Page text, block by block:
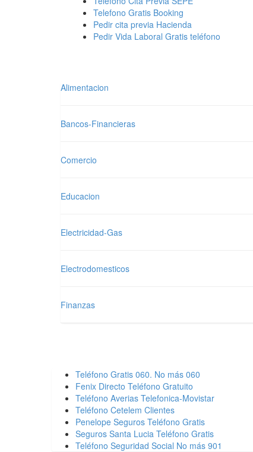
Telefono Gratis Booking
Pedir cita previa Hacienda
Pedir Vida Laboral Gratis teléfono
Alimentacion
Bancos-Financieras
Comercio
Educacion
Electricidad-Gas
Electrodomesticos
Finanzas
Teléfono Gratis 060. No más 060
Fenix Directo Teléfono Gratuito
Teléfono Averias Telefonica-Movistar
Teléfono Cetelem Clientes
Penelope Seguros Teléfono Gratis
Seguros Santa Lucia Teléfono Gratis
Teléfono Seguridad Social No más 901